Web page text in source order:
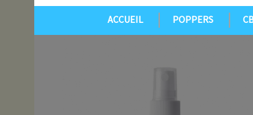
ACCUEIL POPPERS